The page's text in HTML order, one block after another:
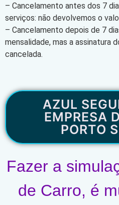
– Cancelamento antes dos 7
serviços: não devolvemos o
– Cancelamento depois de 7
mensalidade, mas a assinatura
cancelada.
AZUL
EMPRESA
PORTO
Fazer a
de Carro, é